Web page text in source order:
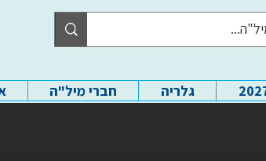
גלריה חברי מיל"ה